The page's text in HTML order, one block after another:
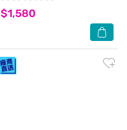
$1,580